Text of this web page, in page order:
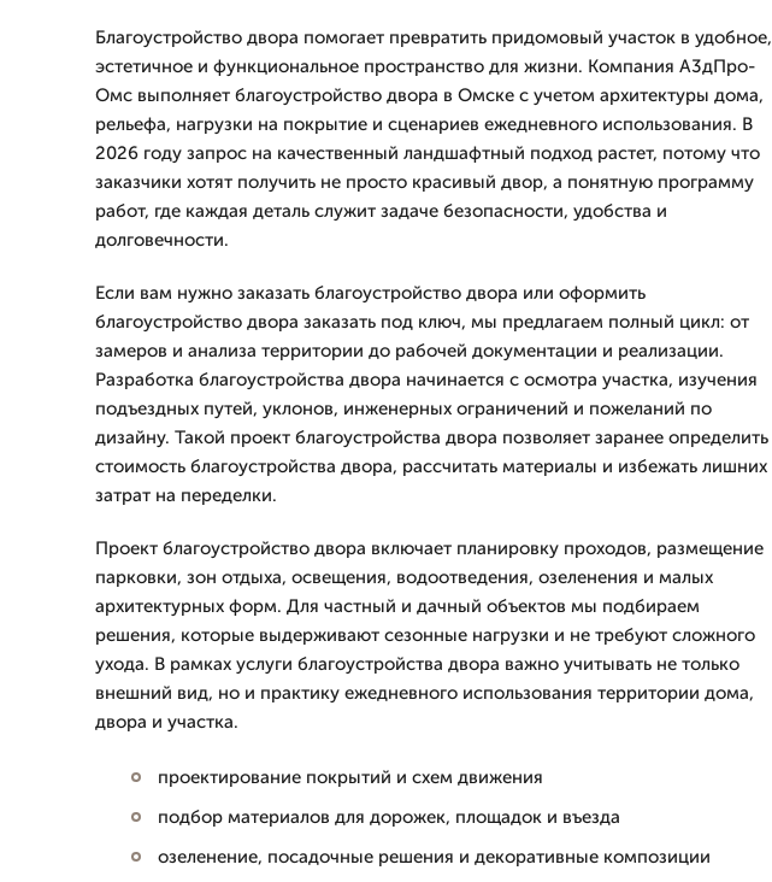
Благоустройство двора помогает превратить придомовый участок в удобное,
эстетичное и функциональное пространство для жизни. Компания А3дПро-
Омс выполняет благоустройство двора в Омске с учетом архитектуры дома,
рельефа, нагрузки на покрытие и сценариев ежедневного использования. В
2026 году запрос на качественный ландшафтный подход растет, потому что
заказчики хотят получить не просто красивый двор, а понятную программу
работ, где каждая деталь служит задаче безопасности, удобства и
долговечности.
Если вам нужно заказать благоустройство двора или оформить
благоустройство двора заказать под ключ, мы предлагаем полный цикл: от
замеров и анализа территории до рабочей документации и реализации.
Разработка благоустройства двора начинается с осмотра участка, изучения
подъездных путей, уклонов, инженерных ограничений и пожеланий по
дизайну. Такой проект благоустройства двора позволяет заранее определить
стоимость благоустройства двора, рассчитать материалы и избежать лишних
затрат на переделки.
Проект благоустройство двора включает планировку проходов, размещение
парковки, зон отдыха, освещения, водоотведения, озеленения и малых
архитектурных форм. Для частный и дачный объектов мы подбираем
решения, которые выдерживают сезонные нагрузки и не требуют сложного
ухода. В рамках услуги благоустройства двора важно учитывать не только
внешний вид, но и практику ежедневного использования территории дома,
двора и участка.
проектирование покрытий и схем движения
подбор материалов для дорожек, площадок и въезда
озеленение, посадочные решения и декоративные композиции